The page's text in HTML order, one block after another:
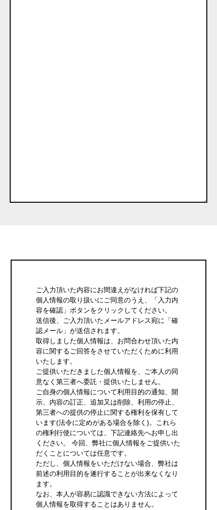
ご入力頂いた内容にお間違えがなければ下記の
個人情報の取り扱いにご同意のうえ、「入力内
容を確認」ボタンをクリックしてください。
送信後、ご入力頂いたメールアドレス宛に「確
認メール」が送信されます。
取得しました個人情報は、お問合わせ頂いた内
容に関するご回答をさせていただくために利用
いたします。
ご提供いただきました個人情報を、ご本人の同
意なく第三者へ委託・提供いたしません。
ご自身の個人情報について利用目的の通知、開
示、内容の訂正、追加又は削除、利用の停止、
第三者への提供の停止に関する権利を保有して
います(法令に定めがある場合を除く)。これら
の権利行使については、下記連絡先へお申し出
ください。 今回、弊社に個人情報をご提供いた
だくことについては任意です。
ただし、個人情報をいただけない場合、弊社は
前述の利用目的を遂行することが出来なくなり
ます。
なお、本人が容易に認識できない方法によって
個人情報を取得することはありません。